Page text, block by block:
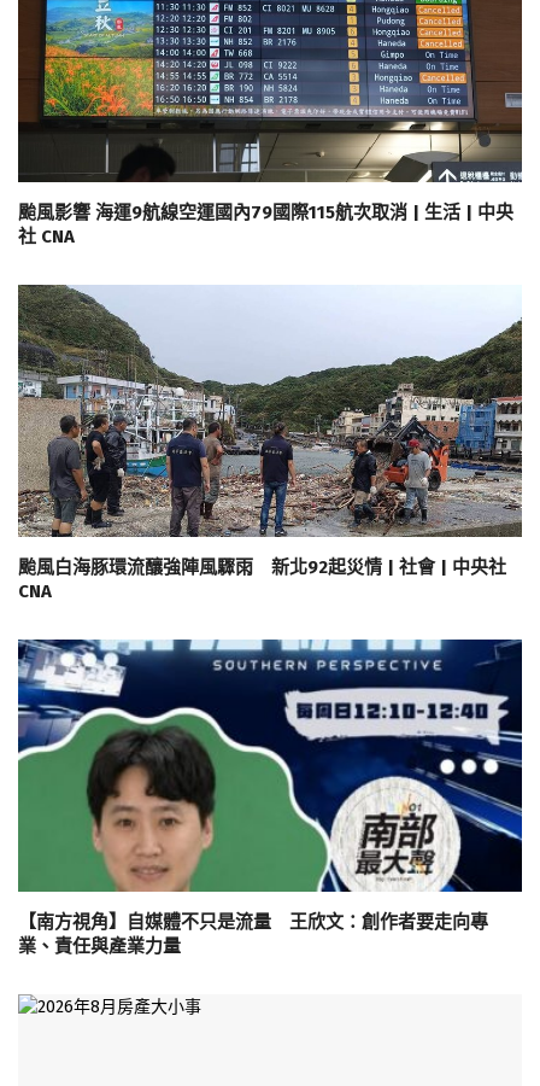
颱風影響 海運9航線空運國內79國際115航次取消 | 生活 | 中央
社 CNA
颱風白海豚環流釀強陣風驟雨 新北92起災情 | 社會 | 中央社
CNA
【南方視角】自媒體不只是流量 王欣文：創作者要走向專
業、責任與產業力量